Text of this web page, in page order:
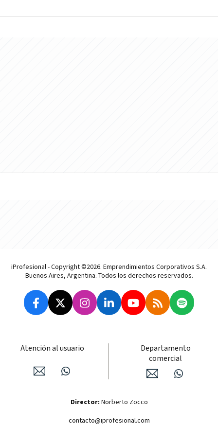
iProfesional - Copyright ©2026. Emprendimientos Corporativos S.A.
Buenos Aires, Argentina. Todos los derechos reservados.
Atención al usuario
Departamento
comercial
Director: Norberto Zocco
contacto@iprofesional.com